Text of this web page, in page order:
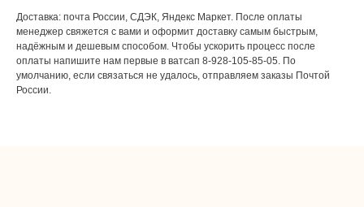
Доставка: почта России, СДЭК, Яндекс Маркет. После оплаты
менеджер свяжется с вами и оформит доставку самым быстрым,
надёжным и дешевым способом. Чтобы ускорить процесс после
оплаты напишите нам первые в ватсап 8-928-105-85-05. По
умолчанию, если связаться не удалось, отправляем заказы Почтой
России.